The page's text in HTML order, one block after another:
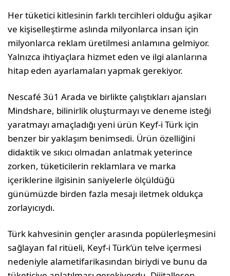
Her tüketici kitlesinin farklı tercihleri olduğu aşikar
ve kişiselleştirme aslında milyonlarca insan için
milyonlarca reklam üretilmesi anlamına gelmiyor.
Yalnızca ihtiyaçlara hizmet eden ve ilgi alanlarına
hitap eden ayarlamaları yapmak gerekiyor.
Nescafé 3ü1 Arada ve birlikte çalıştıkları ajansları
Mindshare, bilinirlik oluşturmayı ve deneme isteği
yaratmayı amaçladığı yeni ürün Keyf-i Türk için
benzer bir yaklaşım benimsedi. Ürün özelliğini
didaktik ve sıkıcı olmadan anlatmak yeterince
zorken, tüketicilerin reklamlara ve marka
içeriklerine ilgisinin saniyelerle ölçüldüğü
günümüzde birden fazla mesajı iletmek oldukça
zorlayıcıydı.
Türk kahvesinin gençler arasında popülerleşmesini
sağlayan fal ritüeli, Keyf-i Türk’ün telve içermesi
nedeniyle alametifarikasından biriydi ve bunu da